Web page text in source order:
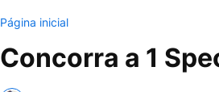
Página inicial
Concorra a 1